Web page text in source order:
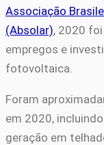
Associação
(Absolar), 2020
empregos e
fotovoltaica.
Foram
em 2020,
geração em